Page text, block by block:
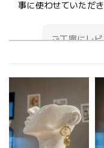
事に使わせていただき
ご丁寧にレ
しゃる機会
寄りくださ
2022/